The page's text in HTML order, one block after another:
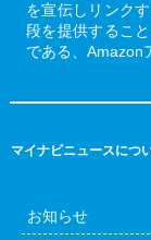
を宣伝しリンク
段を提供するこ
である、Amazon
マイナビニュースにつ
お知らせ